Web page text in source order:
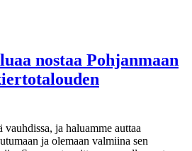
nostaa Pohjanmaan
ja haluamme auttaa
ja olemaan valmiina sen